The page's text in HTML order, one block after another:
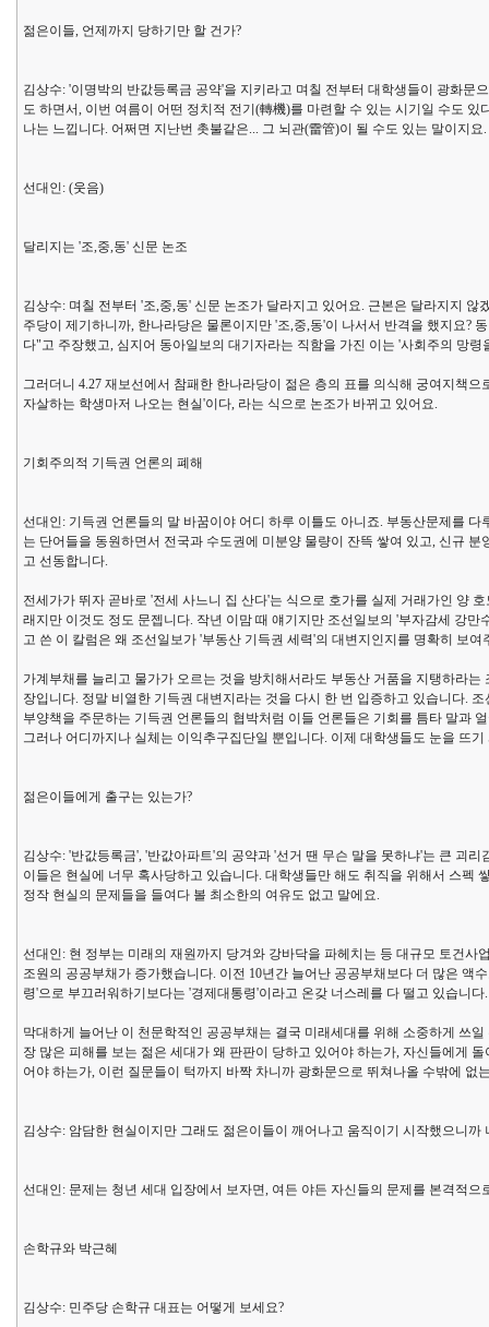
젊은이들, 언제까지 당하기만 할 건가?
김상수: '이명박의 반값등록금 공약'을 지키라고 며칠 전부터 대학생들이 광화
도 하면서, 이번 여름이 어떤 정치적 전기(轉機)를 마련할 수 있는 시기일 수도
나는 느낍니다. 어쩌면 지난번 촛불같은... 그 뇌관(雷管)이 될 수도 있는 말이지요
선대인: (웃음)
달리지는 '조,중,동' 신문 논조
김상수: 며칠 전부터 '조,중,동' 신문 논조가 달라지고 있어요. 근본은 달라지지
주당이 제기하니까, 한나라당은 물론이지만 '조,중,동'이 나서서 반격을 했지요?
다"고 주장했고, 심지어 동아일보의 대기자라는 직함을 가진 이는 '사회주의 망
그러더니 4.27 재보선에서 참패한 한나라당이 젊은 층의 표를 의식해 궁여지책
자살하는 학생마저 나오는 현실'이다, 라는 식으로 논조가 바뀌고 있어요.
기회주의적 기득권 언론의 폐해
선대인: 기득권 언론들의 말 바꿈이야 어디 하루 이틀도 아니죠. 부동산문제를
는 단어들을 동원하면서 전국과 수도권에 미분양 물량이 잔뜩 쌓여 있고, 신규
고 선동합니다.
전세가가 뛰자 곧바로 '전세 사느니 집 산다'는 식으로 호가를 실제 거래가인 양
래지만 이것도 정도 문젭니다. 작년 이맘 때 얘기지만 조선일보의 '부자감세 강
고 쓴 이 칼럼은 왜 조선일보가 '부동산 기득권 세력'의 대변지인지를 명확히 보여
가계부채를 늘리고 물가가 오르는 것을 방치해서라도 부동산 거품을 지탱하라
장입니다. 정말 비열한 기득권 대변지라는 것을 다시 한 번 입증하고 있습니다.
부양책을 주문하는 기득권 언론들의 협박처럼 이들 언론들은 기회를 틈타 말과
그러나 어디까지나 실체는 이익추구집단일 뿐입니다. 이제 대학생들도 눈을 뜨기
젊은이들에게 출구는 있는가?
김상수: '반값등록금', '반값아파트'의 공약과 '선거 땐 무슨 말을 못하냐'는 큰 괴
이들은 현실에 너무 혹사당하고 있습니다. 대학생들만 해도 취직을 위해서 스펙
정작 현실의 문제들을 들여다 볼 최소한의 여유도 없고 말에요.
선대인: 현 정부는 미래의 재원까지 당겨와 강바닥을 파헤치는 등 대규모 토건
조원의 공공부채가 증가했습니다. 이전 10년간 늘어난 공공부채보다 더 많은
령'으로 부끄러워하기보다는 '경제대통령'이라고 온갖 너스레를 다 떨고 있습니다.
막대하게 늘어난 이 천문학적인 공공부채는 결국 미래세대를 위해 소중하게 쓰
장 많은 피해를 보는 젊은 세대가 왜 판판이 당하고 있어야 하는가, 자신들에게
어야 하는가, 이런 질문들이 턱까지 바짝 차니까 광화문으로 뛰쳐나올 수밖에 없
김상수: 암담한 현실이지만 그래도 젊은이들이 깨어나고 움직이기 시작했으니
선대인: 문제는 청년 세대 입장에서 보자면, 여든 야든 자신들의 문제를 본격적
손학규와 박근혜
김상수: 민주당 손학규 대표는 어떻게 보세요?